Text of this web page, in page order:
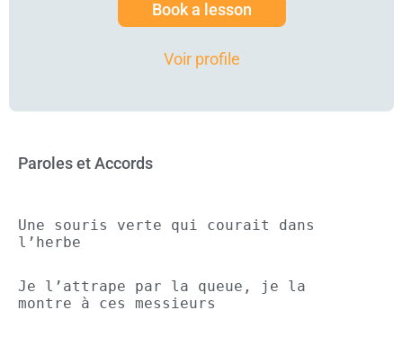
Book a lesson
Voir profile
Paroles et Accords
Une souris verte qui courait dans
l’herbe
Je l’attrape par la queue, je la
montre à ces messieurs